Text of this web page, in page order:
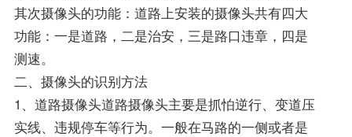
其次摄像头的功能：道路上安装的摄像头共有四大
功能：一是道路，二是治安，三是路口违章，四是
测速。
二、摄像头的识别方法
1、道路摄像头道路摄像头主要是抓怕逆行、变道压
实线、违规停车等行为。一般在马路的一侧或者是